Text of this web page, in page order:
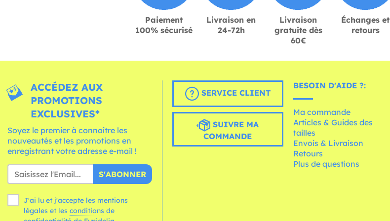
Paiement
100% sécurisé
Livraison en
24-72h
Livraison
gratuite dès
60€
Échanges et
retours
ACCÉDEZ AUX
PROMOTIONS
EXCLUSIVES*
Soyez le premier à connaître les
nouveautés et les promotions en
enregistrant votre adresse e-mail !
S'ABONNER
J'ai lu et j'accepte les mentions
légales et les conditions
SERVICE CLIENT
SUIVRE MA
COMMANDE
BESOIN D'AIDE ?:
Ma commande
Articles & Guides des
tailles
Envois & Livraison
Retours
Plus de questions